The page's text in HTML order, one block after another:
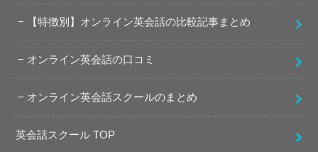
【特徴別】オンライン英会話の比較記事まとめ
オンライン英会話の口コミ
オンライン英会話スクールのまとめ
英会話スクール TOP